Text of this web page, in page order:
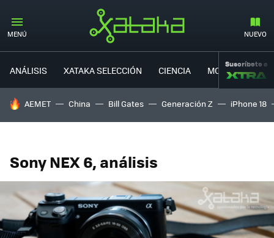
MENÚ NUEVO
ANÁLISIS XATAKA SELECCIÓN CIENCIA MOVILIDAD
Suscríbete a
HOY SE HABLA DE
AEMET China Bill Gates Generación Z iPhone 18
Sony NEX 6, análisis